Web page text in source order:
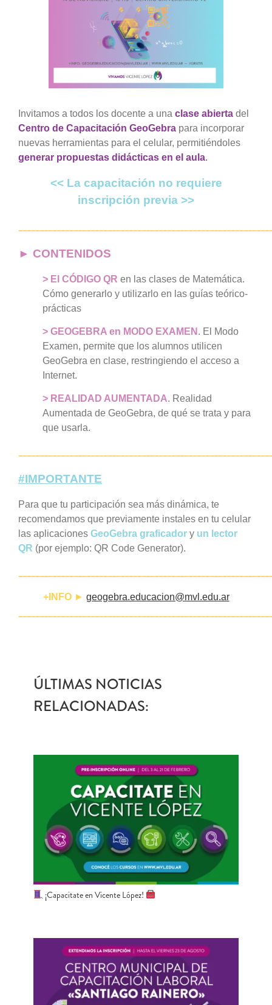
Invitamos a todos los docente a una clase abierta del
Centro de Capacitación GeoGebra para incorporar
nuevas herramientas para el celular, permitiéndoles
generar propuestas didácticas en el aula.
<< La capacitación no requiere
inscripción previa >>
► CONTENIDOS
> El CÓDIGO QR en las clases de Matemática.
Cómo generarlo y utilizarlo en las guías teórico-
prácticas
> GEOGEBRA en MODO EXAMEN . El Modo
Examen, permite que los alumnos utilicen
GeoGebra en clase, restringiendo el acceso a
Internet.
> REALIDAD AUMENTADA. Realidad
Aumentada de GeoGebra, de qué se trata y para
que usarla.
#IMPORTANTE
Para que tu participación sea más dinámica, te
recomendamos que previamente instales en tu celular
las aplicaciones GeoGebra graficador y un lector
QR (por ejemplo: QR Code Generator).
+INFO► geogebra.educacion@mvl.edu.ar
ÚLTIMAS NOTICIAS
RELACIONADAS:
¡Capacitate en Vicente López!